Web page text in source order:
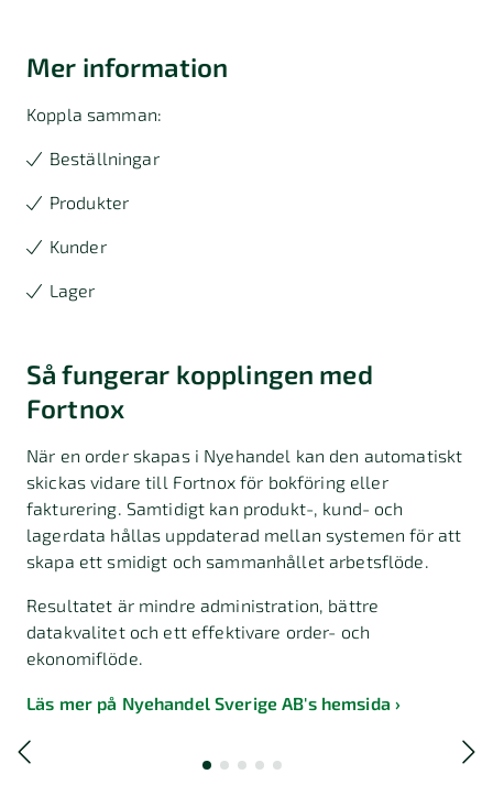
Mer information
Koppla samman:
Beställningar
Produkter
Kunder
Lager
Så fungerar kopplingen med
Fortnox
När en order skapas i Nyehandel kan den automatiskt
skickas vidare till Fortnox för bokföring eller
fakturering. Samtidigt kan produkt-, kund- och
lagerdata hållas uppdaterad mellan systemen för att
skapa ett smidigt och sammanhållet arbetsflöde.
Resultatet är mindre administration, bättre
datakvalitet och ett effektivare order- och
ekonomiflöde.
Läs mer på Nyehandel Sverige AB's hemsida